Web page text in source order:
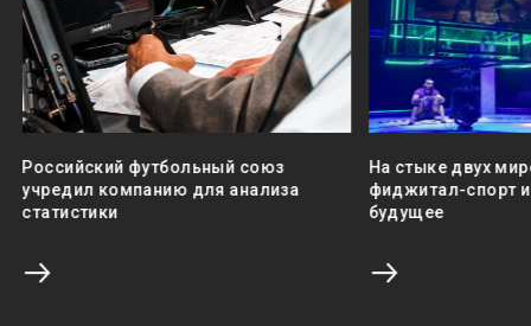
Российский футбольный союз
учредил компанию для анализа
статистики
На стыке двух
фиджитал-спорт
будущее